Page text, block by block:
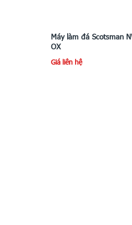
Máy làm đá Scotsman
OX
Giá liên hệ